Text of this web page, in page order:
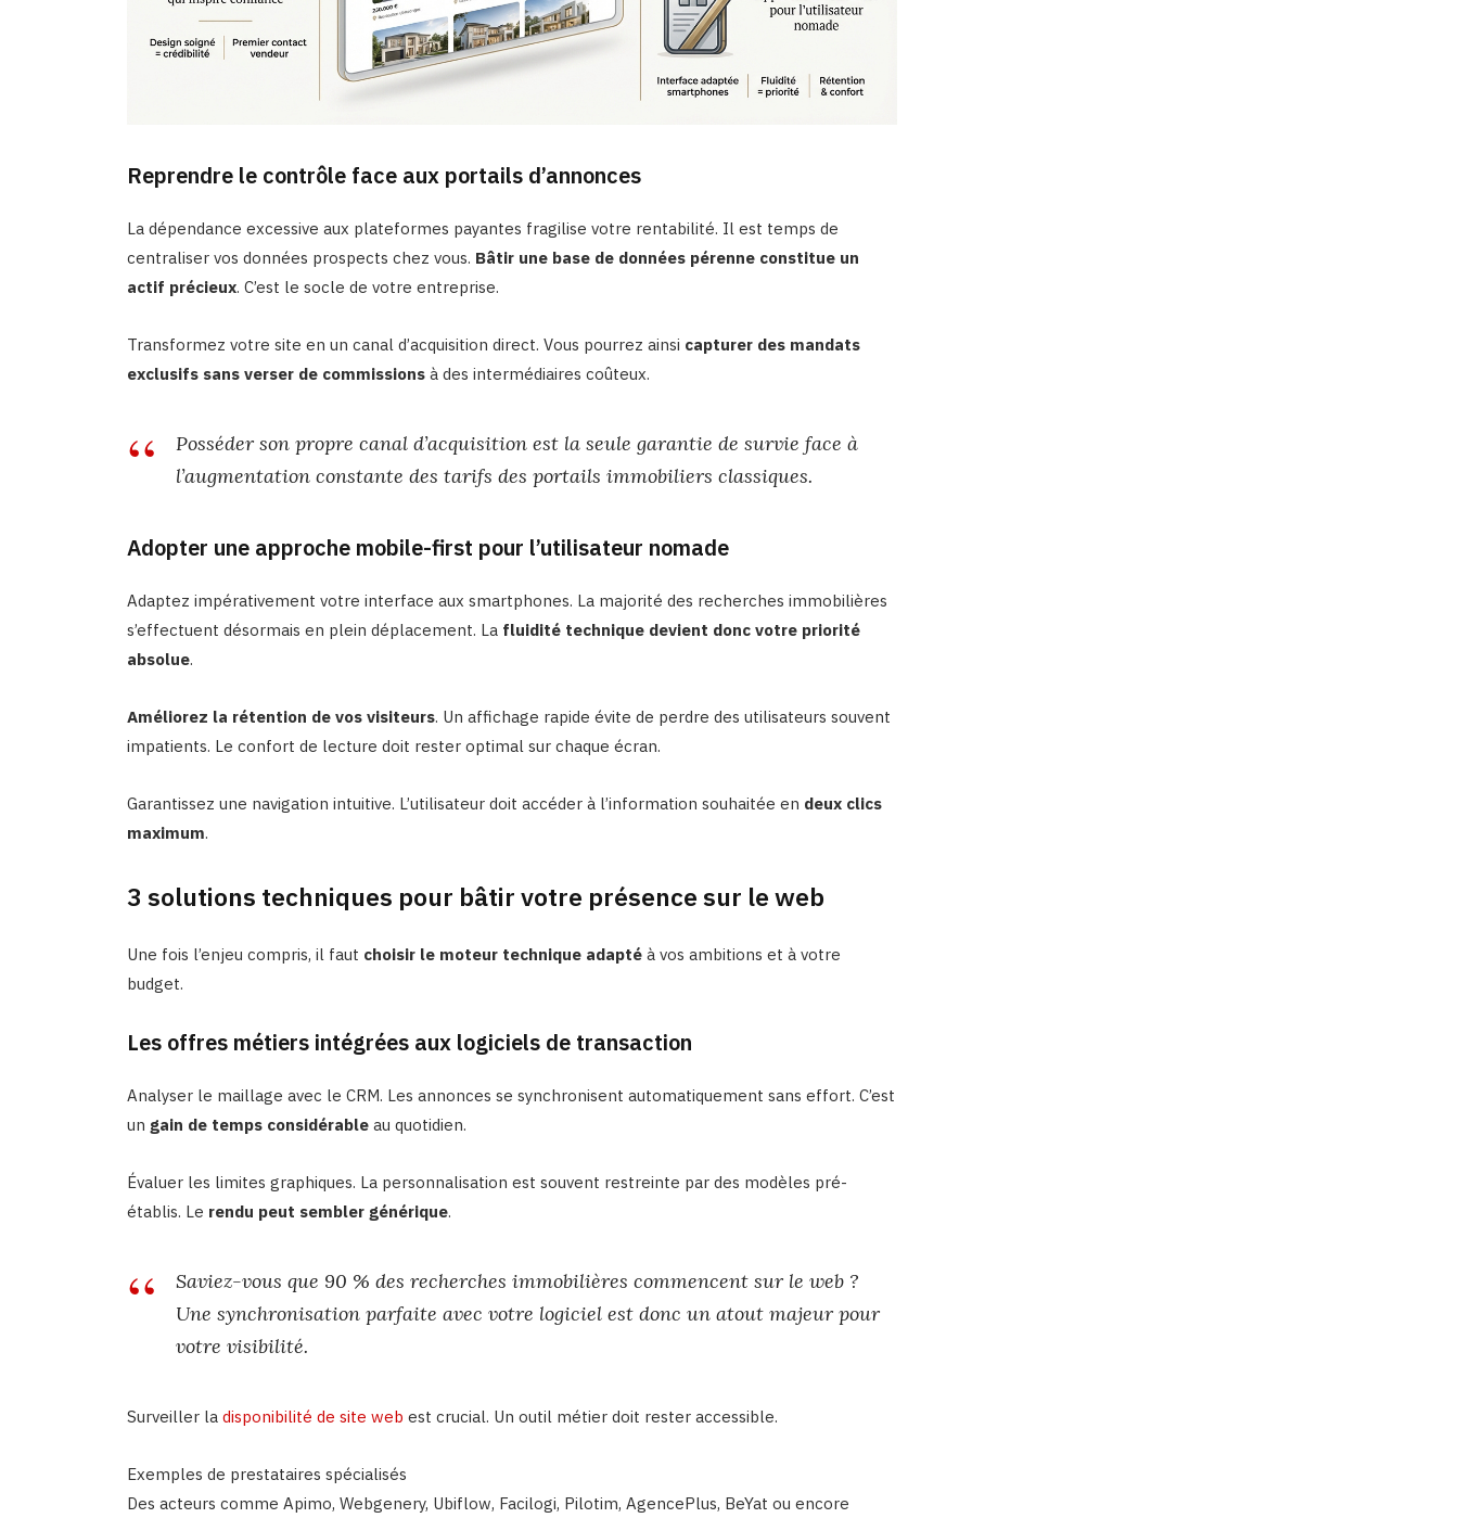
Reprendre le contrôle face aux portails d’annonces
La dépendance excessive aux plateformes payantes fragilise votre rentabilité. Il est temps de
centraliser vos données prospects chez vous. Bâtir une base de données pérenne constitue un
actif précieux. C’est le socle de votre entreprise.
Transformez votre site en un canal d’acquisition direct. Vous pourrez ainsi capturer des mandats
exclusifs sans verser de commissionsà des intermédiaires coûteux.
Posséder son propre canal d’acquisition est la seule garantie de survie face à
l’augmentation constante des tarifs des portails immobiliers classiques.
Adopter une approche mobile-first pour l’utilisateur nomade
Adaptez impérativement votre interface aux smartphones. La majorité des recherches immobilières
s’effectuent désormais en plein déplacement. La fluidité technique devient donc votre priorité
absolue.
Améliorez la rétention de vos visiteurs. Un affichage rapide évite de perdre des utilisateurs souvent
impatients. Le confort de lecture doit rester optimal sur chaque écran.
Garantissez une navigation intuitive. L’utilisateur doit accéder à l’information souhaitée en deux clics
maximum.
3 solutions techniques pour bâtir votre présence sur le web
Une fois l’enjeu compris, il faut choisir le moteur technique adaptéà vos ambitions et à votre
budget.
Les offres métiers intégrées aux logiciels de transaction
Analyser le maillage avec le CRM. Les annonces se synchronisent automatiquement sans effort. C’est
un gain de temps considérableau quotidien.
Évaluer les limites graphiques. La personnalisation est souvent restreinte par des modèles pré-
établis. Le rendu peut sembler générique.
Saviez-vous que 90 % des recherches immobilières commencent sur le web ?
Une synchronisation parfaite avec votre logiciel est donc un atout majeur pour
votre visibilité.
Surveiller la disponibilité de site web est crucial. Un outil métier doit rester accessible.
Exemples de prestataires spécialisés
Des acteurs comme Apimo, Webgenery, Ubiflow, Facilogi, Pilotim, AgencePlus, BeYat ou encore